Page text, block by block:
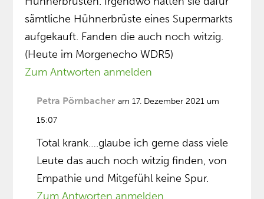
sämtliche Hühnerbrüste eines Supermarkts
aufgekauft. Fanden die auch noch witzig.
(Heute im Morgenecho WDR5)
Zum Antworten anmelden
Petra Pörnbacher am 17. Dezember 2021 um
15:07
Total krank….glaube ich gerne dass viele
Leute das auch noch witzig finden, von
Empathie und Mitgefühl keine Spur.
Zum Antworten anmelden